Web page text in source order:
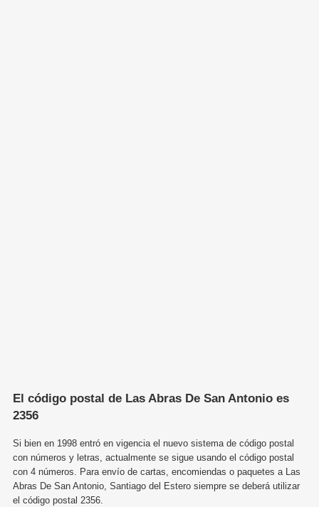
El código postal de Las Abras De San Antonio es
2356
Si bien en 1998 entró en vigencia el nuevo sistema de código postal
con números y letras, actualmente se sigue usando el código postal
con 4 números. Para envío de cartas, encomiendas o paquetes a Las
Abras De San Antonio, Santiago del Estero siempre se deberá utilizar
el código postal 2356.